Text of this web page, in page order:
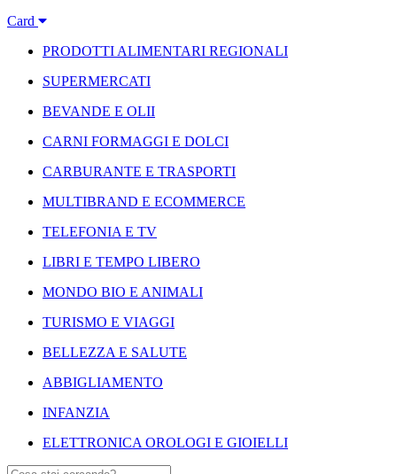
Card
PRODOTTI ALIMENTARI REGIONALI
SUPERMERCATI
BEVANDE E OLII
CARNI FORMAGGI E DOLCI
CARBURANTE E TRASPORTI
MULTIBRAND E ECOMMERCE
TELEFONIA E TV
LIBRI E TEMPO LIBERO
MONDO BIO E ANIMALI
TURISMO E VIAGGI
BELLEZZA E SALUTE
ABBIGLIAMENTO
INFANZIA
ELETTRONICA OROLOGI E GIOIELLI